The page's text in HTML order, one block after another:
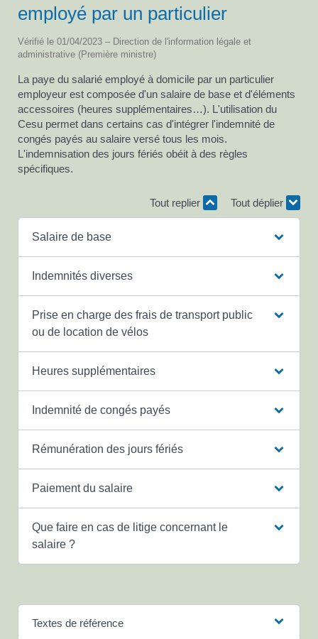
employé par un particulier
Vérifié le 01/04/2023 – Direction de l'information légale et
administrative (Première ministre)
La paye du salarié employé à domicile par un particulier
employeur est composée d'un salaire de base et d'éléments
accessoires (heures supplémentaires…). L'utilisation du
Cesu permet dans certains cas d'intégrer l'indemnité de
congés payés au salaire versé tous les mois.
L'indemnisation des jours fériés obéit à des règles
spécifiques.
Tout replier Tout déplier
Salaire de base
Indemnités diverses
Prise en charge des frais de transport public
ou de location de vélos
Heures supplémentaires
Indemnité de congés payés
Rémunération des jours fériés
Paiement du salaire
Que faire en cas de litige concernant le
salaire ?
Textes de référence